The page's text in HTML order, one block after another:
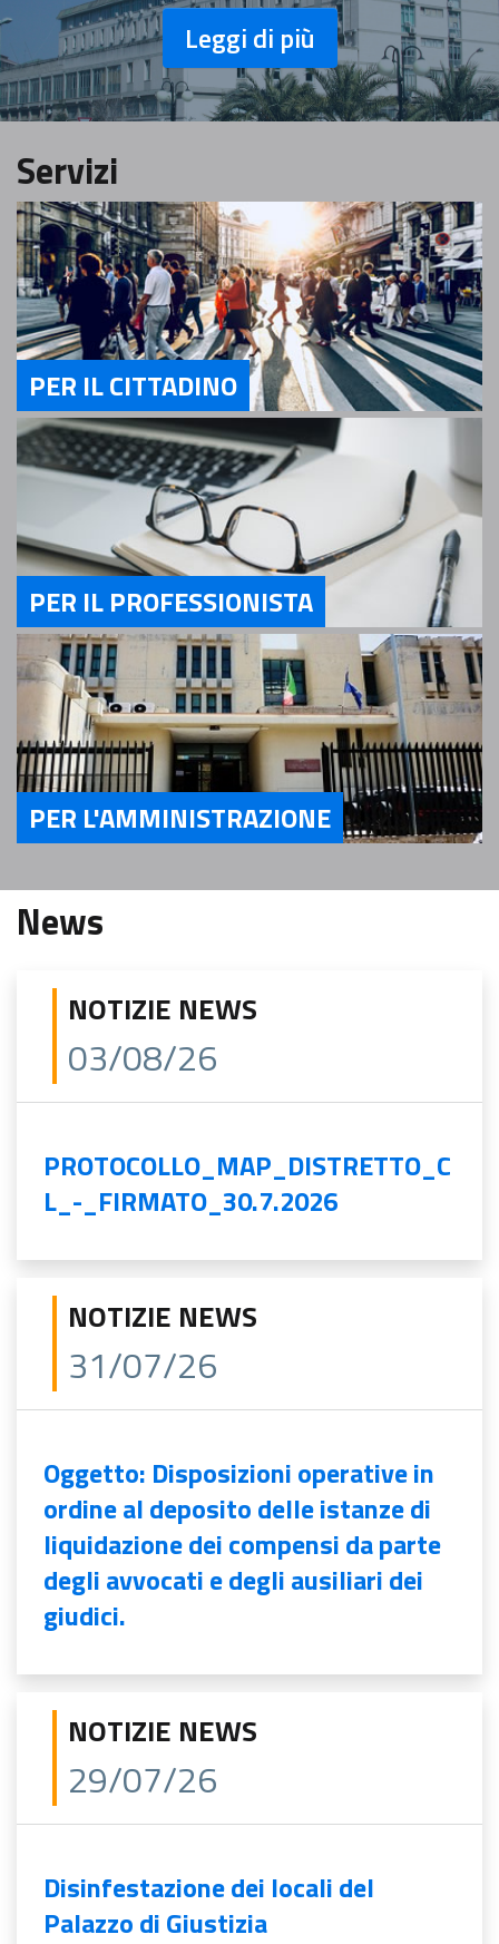
Leggi di più
Servizi
Servizi Per il cittadino
PER IL CITTADINO
Servizi Per il Professionista
PER IL PROFESSIONISTA
PER L'AMMINISTRAZIONE
News
NOTIZIE NEWS
03/08/26
PROTOCOLLO_MAP_DISTRETTO_C
L_-_FIRMATO_30.7.2026
NOTIZIE NEWS
31/07/26
Oggetto: Disposizioni operative in
ordine al deposito delle istanze di
liquidazione dei compensi da parte
degli avvocati e degli ausiliari dei
giudici.
NOTIZIE NEWS
29/07/26
Disinfestazione dei locali del
Palazzo di Giustizia